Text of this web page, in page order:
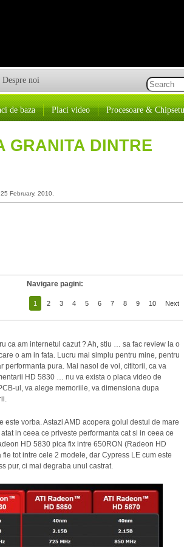
Despre noi
de baza Placi video Procesoare &
GRANITA DINTRE
February, 2010.
Navigare pagini:
1 2 3 4 5 6 7 8 9 10 Next
ca am internetul cazut ? Ah, stiu … sa fac review la o
o am in fata. Lucru mai simplu pentru mine, pentru
performanta pura. Mai nasol de voi, cititorii, ca va
HD 5830 … nu va exista o placa video de
ul, va alege memoriile, va dimensiona dupa
vorba. Astazi AMD acopera golul destul de mare
in ceea ce priveste performanta cat si in ceea ce
HD 5830 pica fix intre 650RON (Radeon HD
tot intre cele 2 modele, dar Cypress LE cum este
pur, ci mai degraba unul castrat.